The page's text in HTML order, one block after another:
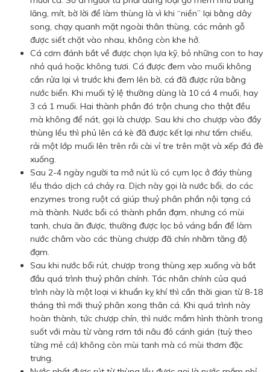
lăng, mít, bờ lời để làm thùng là vì khi “niền” lại bằng dây
song, chạy quanh mặt ngoài thân thùng, các mảnh gỗ
được siết chặt vào nhau, không còn khe hở.
Cá cơm đánh bắt về được chọn lựa kỹ, bỏ những con to hay
nhỏ quá hoặc không tươi. Cá được đem vào muối không
cần rửa lại vì trước khi đem lên bờ, cá đã được rửa bằng
nước biển. Khi muối tỷ lệ thường dùng là 10 cá 4 muối, hay
3 cá 1 muối. Hai thành phần đó trộn chung cho thật đều
mà không để nát, gọi là chượp. Sau khi cho chượp vào đầy
thùng lều thì phủ lên cá kè đã được kết lại như tấm chiếu,
rải một lớp muối lên trên rồi cài vỉ tre trên mặt và xếp đá đè
xuống.
Sau 2-4 ngày người ta mở nút lù có cụm lọc ở đáy thùng
lều tháo dịch cá chảy ra. Dịch này gọi là nước bổi, do các
enzymes trong ruột cá giúp thuỷ phân phần nội tạng cá
mà thành. Nước bổi có thành phần đạm, nhưng có mùi
tanh, chưa ăn được, thường được lọc bỏ váng bẩn để làm
nước châm vào các thùng chượp đã chín nhằm tăng độ
đạm.
Sau khi nước bổi rút, chượp trong thùng xẹp xuống và bắt
đầu quá trình thuỷ phân chính. Tác nhân chính của quá
trình này là một loại vi khuẩn kỵ khí thì cần thời gian từ 8-18
tháng thì mới thuỷ phân xong thân cá. Khi quá trình này
hoàn thành, tức chượp chín, thì nước mắm hình thành trong
suốt với màu từ vàng rơm tới nâu đỏ cánh gián (tuỳ theo
từng mẻ cá) không còn mùi tanh mà có mùi thơm đặc
trưng.